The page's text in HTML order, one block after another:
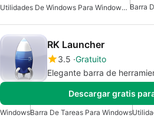
Utilidades De Windows Para Windows 10 Barra
RK Launcher
3.5 Gratuito
Elegante barra de
Descargar gratis
WindowsBarra De Tareas Para Windows